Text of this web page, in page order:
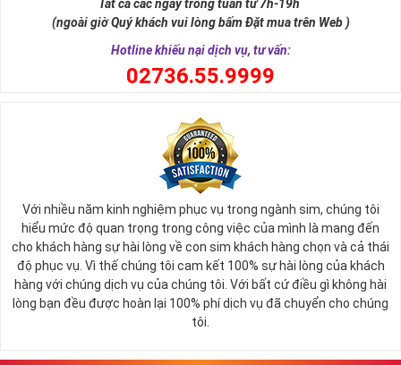
Tất cả các ngày trong tuần từ 7h-19h
(ngoài giờ Quý khách vui lòng bấm Đặt mua trên Web )
Hotline khiếu nại dịch vụ, tư vấn:
02736.55.9999
Với nhiều năm kinh nghiệm phục vụ trong ngành sim, chúng tôi
hiểu mức độ quan trọng trong công việc của mình là mang đến
cho khách hàng sự hài lòng về con sim khách hàng chọn và cả thái
độ phục vụ. Vì thế chúng tôi cam kết 100% sự hài lòng của khách
hàng với chúng dịch vụ của chúng tôi. Với bất cứ điều gì không hài
lòng bạn đều được hoàn lại 100% phí dịch vụ đã chuyển cho chúng
tôi.